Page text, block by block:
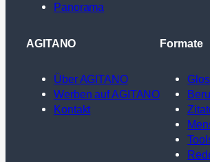
Panorama
AGITANO
Über AGITANO
Werben auf AGITANO
Kontakt
Formate